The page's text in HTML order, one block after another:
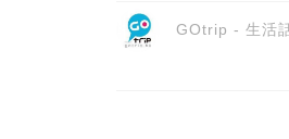
GOtrip - 生活